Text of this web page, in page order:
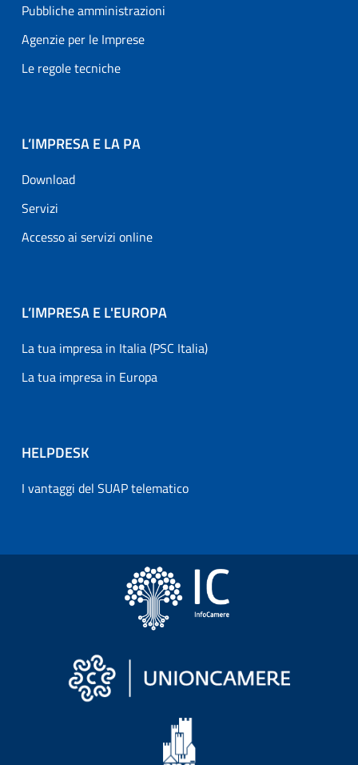
Pubbliche amministrazioni
Agenzie per le Imprese
Le regole tecniche
L’IMPRESA E LA PA
Download
Servizi
Accesso ai servizi online
L’IMPRESA E L'EUROPA
La tua impresa in Italia (PSC Italia)
La tua impresa in Europa
HELPDESK
I vantaggi del SUAP telematico